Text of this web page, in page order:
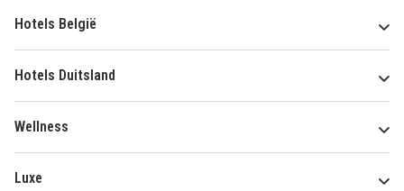
Hotels België
Hotels Duitsland
Wellness
Luxe